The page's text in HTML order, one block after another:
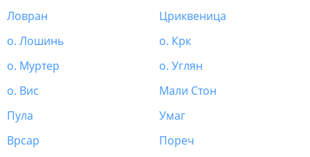
Ловран
Цриквеница
о. Лошинь
о. Крк
о. Муртер
о. Углян
о. Вис
Мали Стон
Пула
Умаг
Врсар
Пореч